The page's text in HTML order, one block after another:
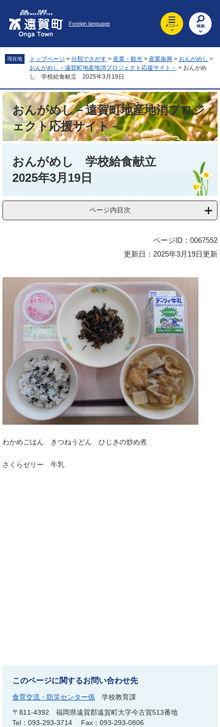
先
頭
。
を
飛
て
へ
Foreign language
現在地 トップページ > 分類でさがす > 産業・観光 > 産業振興 > おんがめし >
おんがめし－遠賀町地産地消プロジェクト応援サイト－ > おんがめ
し 学校給食献立 2025年3月19日
おんがめし－遠賀町地産地消プロジ
ェクト応援サイト－
おんがめし 学校給食献立
2025年3月19日
ページ内目次
ページID：0067552
更新日：2025年3月19日更新
わかめごはん きつねうどん ひじきの炒め煮
さくらゼリー 牛乳
このページに関するお問い合わせ先
食育交流・防災センター係
学校教育課
〒811-4392
福岡県遠賀郡遠賀町大字今古賀513番地
Tel：093-293-3714
Fax：093-293-0806